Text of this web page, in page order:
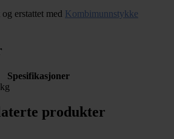
erstattet med Kombimunnstykke
Spesifikasjoner
produkter